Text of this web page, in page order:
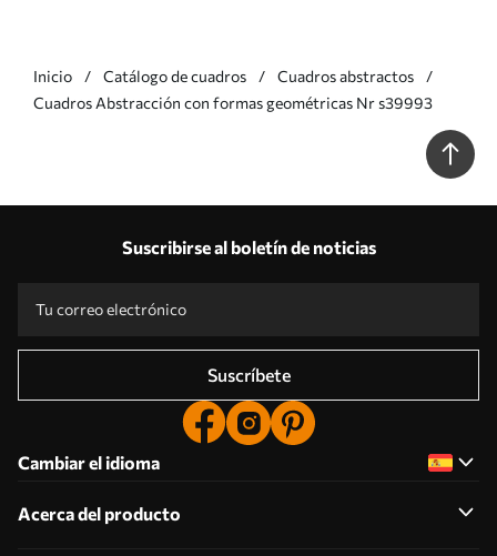
Inicio Catálogo de cuadros
Cuadros abstractos
Cuadros Abstracción con formas geométricas Nr s39993
Suscribirse al boletín de noticias
Suscríbete
Cambiar el idioma
Acerca del producto